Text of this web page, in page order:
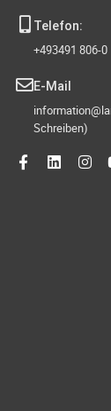
Telefon:
+493491 806-0
E-Mail
Schreiben)